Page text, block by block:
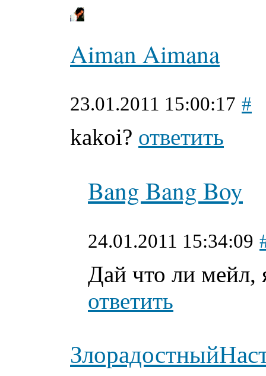
Aiman Aimana
23.01.2011 15:00:17 #
kakoi? ответить
Bang Bang Boy
24.01.2011 15:34:09
Дай что ли мейл,
ответить